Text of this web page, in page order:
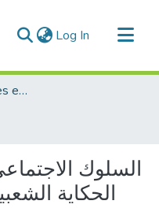
Log In (current)
Département d'Histoires et Arts
السلوك
الحكاية